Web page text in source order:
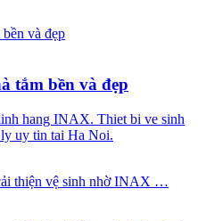
tắm bền và đẹp
hang INAX. Thiet bi ve sinh
ly uy tin tai Ha Noi.